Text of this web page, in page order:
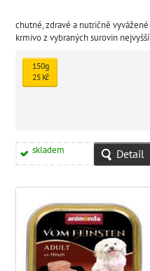
chutné, zdravé a nutričně vyvážené
krmivo z vybraných surovin nejvyšší
150g
25 Kč
skladem Detail